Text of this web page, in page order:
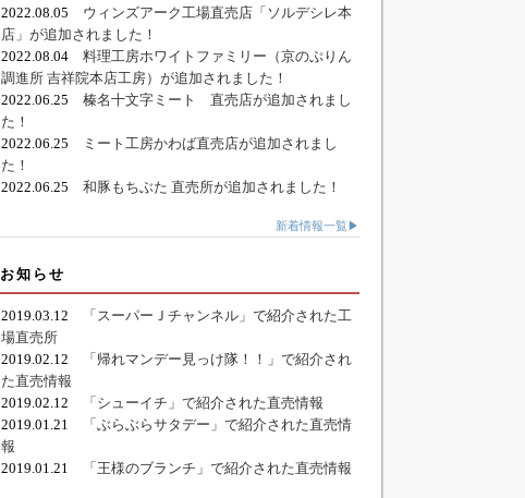
2022.08.05 ウィンズアーク工場直売店「ソルデシレ本
店」が追加されました！
2022.08.04 料理工房ホワイトファミリー（京のぷりん
調進所 吉祥院本店工房）が追加されました！
2022.06.25 榛名十文字ミート 直売店が追加されまし
た！
2022.06.25
ミート工房かわば直売店が追加されまし
た！
2022.06.25 和豚もちぶた 直売所が追加されました！
新着情報一覧▶
お知らせ
2019.03.12
「スーパーＪチャンネル」で紹介された工
場直売所
2019.02.12
「帰れマンデー見っけ隊！！」で紹介され
た直売情報
2019.02.12
「シューイチ」で紹介された直売情報
2019.01.21
「ぶらぶらサタデー」で紹介された直売情
報
2019.01.21
「王様のブランチ」で紹介された直売情報